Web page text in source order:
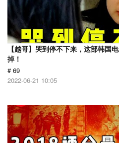
【越哥】哭到停不下来，这部韩国
掉！
# 69
2022-06-21 10:05